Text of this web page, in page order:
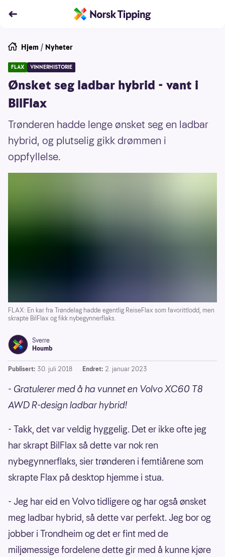
Hjem / Nyheter
FLAX VINNERHISTORIE
Ønsket seg ladbar hybrid - vant i
BilFlax
Trønderen hadde lenge ønsket seg en ladbar
hybrid, og plutselig gikk drømmen i
oppfyllelse.
FLAX: En kar fra Trøndelag hadde egentlig ReiseFlax som favorittlodd, men
skrapte BilFlax og fikk nybegynnerflaks.
Sverre
Houmb
Publisert: 30. juli 2018 Endret: 2. januar 2023
- Gratulerer med å ha vunnet en Volvo XC60 T8
AWD R-design ladbar hybrid!
- Takk, det var veldig hyggelig. Det er ikke ofte jeg
har skrapt BilFlax så dette var nok ren
nybegynnerflaks, sier trønderen i femtiårene som
skrapte Flax på desktop hjemme i stua.
- Jeg har eid en Volvo tidligere og har også ønsket
meg ladbar hybrid, så dette var perfekt. Jeg bor og
jobber i Trondheim og det er fint med de
miljømessige fordelene dette gir med å kunne kjøre